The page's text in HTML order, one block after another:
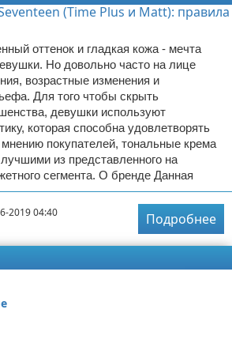
оттенок и гладкая кожа - мечта
Но довольно часто на лице
возрастные изменения и
Для того чтобы скрыть
девушки используют
которая способна удовлетворять
покупателей, тональные крема
из представленного на
сегмента. О бренде Данная
2019 04:40
Подробнее